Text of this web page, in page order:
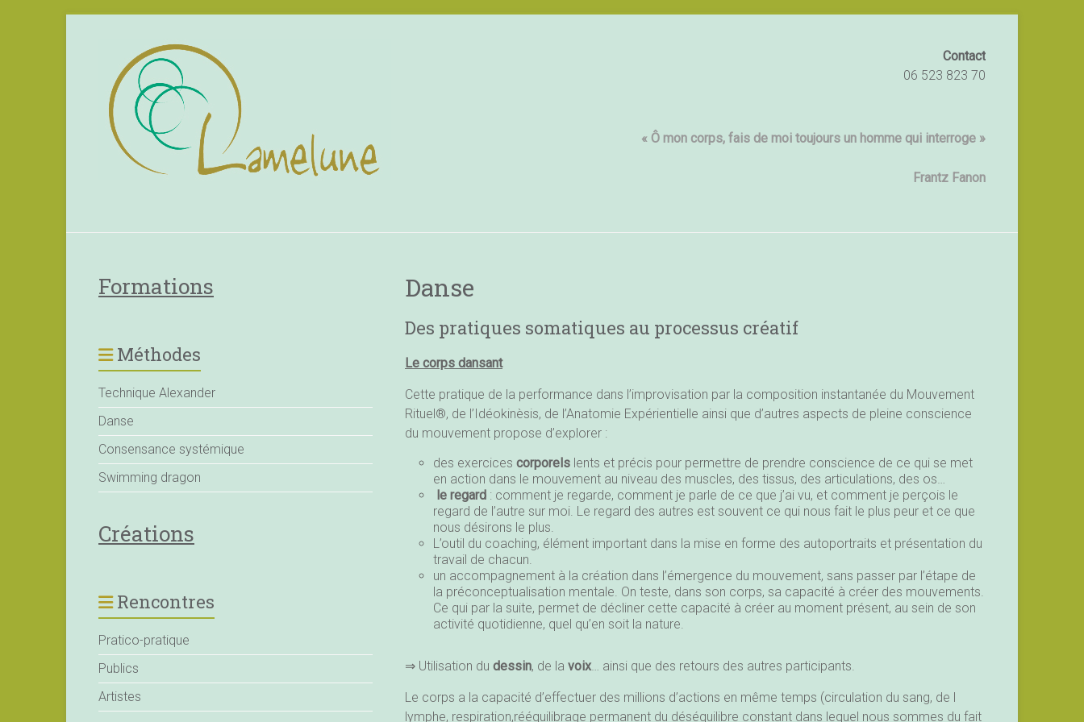
Contact
06 523 823 70
« Ô mon corps, fais de moi toujours un homme qui interroge »
Frantz Fanon
Danse
Des pratiques somatiques au processus créatif
Le corps dansant
Cette pratique de la performance dans l’improvisation par la composition instantanée du Mouvement
Rituel®, de l’Idéokinèsis, de l’Anatomie Expérientielle ainsi que d’autres aspects de pleine conscience
du mouvement propose d’explorer :
des exercices corporels lents et précis pour permettre de prendre conscience de ce qui se met
en action dans le mouvement au niveau des muscles, des tissus, des articulations, des os…
le regard : comment je regarde, comment je parle de ce que j’ai vu, et comment je perçois le
regard de l’autre sur moi. Le regard des autres est souvent ce qui nous fait le plus peur et ce que
nous désirons le plus.
L’outil du coaching, élément important dans la mise en forme des autoportraits et présentation du
travail de chacun.
un accompagnement à la création dans l’émergence du mouvement, sans passer par l’étape de
la préconceptualisation mentale. On teste, dans son corps, sa capacité à créer des mouvements.
Ce qui par la suite, permet de décliner cette capacité à créer au moment présent, au sein de son
activité quotidienne, quel qu’en soit la nature.
⇒ Utilisation du dessin, de la voix… ainsi que des retours des autres participants.
Le corps a la capacité d’effectuer des millions d’actions en même temps (circulation du sang, de l
lymphe, respiration,rééquilibrage permanent du déséquilibre constant dans lequel nous sommes du fait
Formations
Méthodes
Technique Alexander
Danse
Consensance systémique
Swimming dragon
Créations
Rencontres
Pratico-pratique
Publics
Artistes